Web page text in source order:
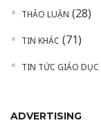
THẢO LUẬN (28)
TIN KHÁC (71)
TIN TỨC GIÁO DỤC
ADVERTISING